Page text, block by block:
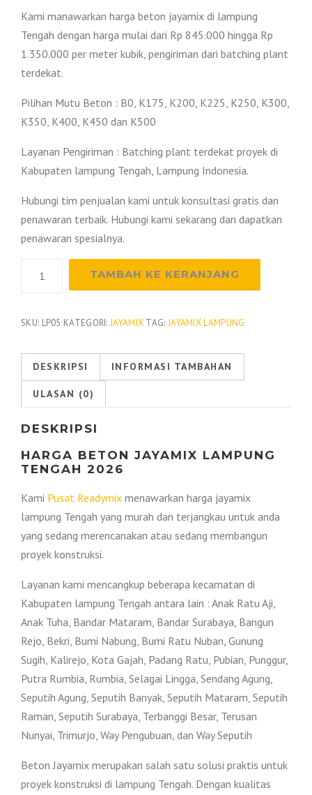
Kami manawarkan harga beton jayamix di lampung
Tengah dengan harga mulai dari Rp 845.000 hingga Rp
1.350.000 per meter kubik, pengiriman dari batching plant
terdekat.
Pilihan Mutu Beton : B0, K175, K200, K225, K250, K300,
K350, K400, K450 dan K500
Layanan Pengiriman : Batching plant terdekat proyek di
Kabupaten lampung Tengah, Lampung Indonesia.
Hubungi tim penjualan kami untuk konsultasi gratis dan
penawaran terbaik. Hubungi kami sekarang dan dapatkan
penawaran spesialnya.
Jayamix
Tengah
2026
TAMBAH KE KERANJANG
SKU: LP05 KATEGORI:JAYAMIX TAG: JAYAMIX LAMPUNG
DESKRIPSI INFORMASI TAMBAHAN
ULASAN (0)
DESKRIPSI
HARGA BETON JAYAMIX LAMPUNG
TENGAH 2026
Kami Pusat Readymix menawarkan harga jayamix
lampung Tengah yang murah dan terjangkau untuk anda
yang sedang merencanakan atau sedang membangun
proyek konstruksi.
Layanan kami mencangkup beberapa kecamatan di
Kabupaten lampung Tengah antara lain : Anak Ratu Aji,
Anak Tuha, Bandar Mataram, Bandar Surabaya, Bangun
Rejo, Bekri, Bumi Nabung, Bumi Ratu Nuban, Gunung
Sugih, Kalirejo, Kota Gajah, Padang Ratu, Pubian, Punggur,
Putra Rumbia, Rumbia, Selagai Lingga, Sendang Agung,
Seputih Agung, Seputih Banyak, Seputih Mataram, Seputih
Raman, Seputih Surabaya, Terbanggi Besar, Terusan
Nunyai, Trimurjo, Way Pengubuan, dan Way Seputih
Beton Jayamix merupakan salah satu solusi praktis untuk
proyek konstruksi di lampung Tengah. Dengan kualitas